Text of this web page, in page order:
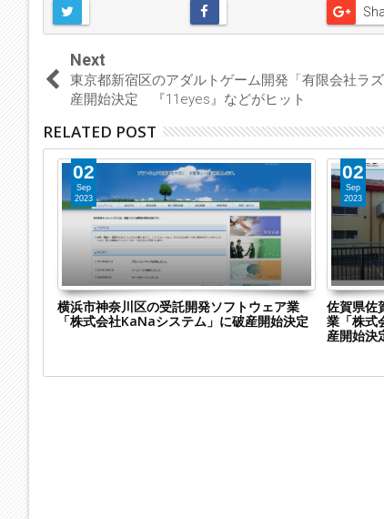
Next
東京都新宿区のアダルトゲーム開発「有限会社ラ
産開始決定 『11eyes』などがヒット
RELATED POST
02
Sep
2023
横浜市神奈川区の受託開発ソフトウェア業
「株式会社KaNaシステム」に破産開始決定
02
Sep
2023
佐賀県佐
業「株式
産開始決